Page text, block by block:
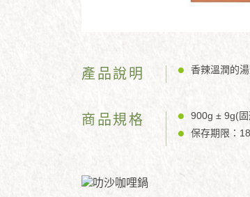
產品說明 香辣溫潤的
商品規格
900g ± 9g(
保存期限：